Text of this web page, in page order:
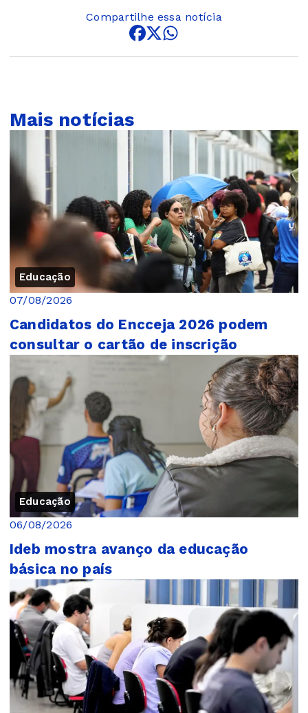
Compartilhe essa notícia
Mais notícias
Educação
07/08/2026
Candidatos do Encceja 2026 podem
consultar o cartão de inscrição
Educação
06/08/2026
Ideb mostra avanço da educação
básica no país